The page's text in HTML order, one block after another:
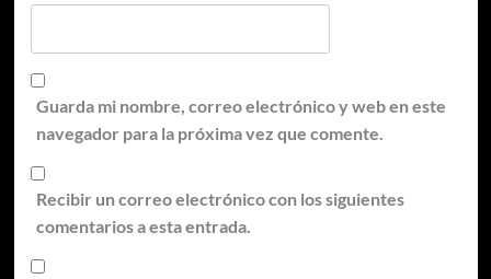
Guarda mi nombre, correo electrónico y web en este
navegador para la próxima vez que comente.
Recibir un correo electrónico con los siguientes
comentarios a esta entrada.